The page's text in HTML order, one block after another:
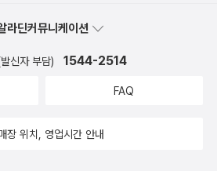
라딘커뮤니케이션
신자 부담) 1544-2514
FAQ
장 위치, 영업시간 안내